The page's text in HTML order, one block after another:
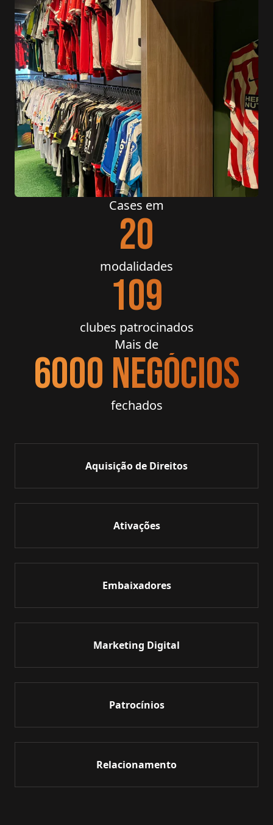
Cases em
20
modalidades
109
clubes patrocinados
Mais de
6000 negócios
fechados
Aquisição de Direitos
Ativações
Embaixadores
Marketing Digital
Patrocínios
Relacionamento